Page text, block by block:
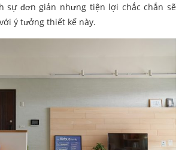
sự đơn giản nhưng tiện lợi chắc chắn sẽ
ý tưởng thiết kế này.